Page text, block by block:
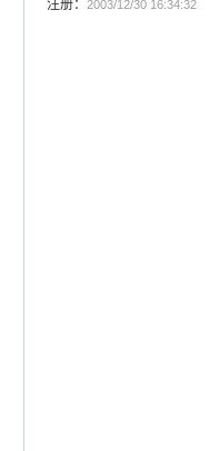
注册：
2003/12/30 16:34:32